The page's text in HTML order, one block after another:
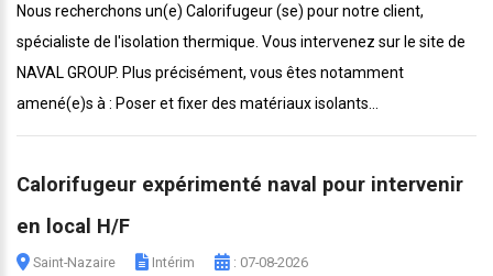
Nous recherchons un(e) Calorifugeur (se) pour notre client,
spécialiste de l'isolation thermique. Vous intervenez sur le site de
NAVAL GROUP. Plus précisément, vous êtes notamment
amené(e)s à : Poser et fixer des matériaux isolants...
Calorifugeur expérimenté naval pour intervenir
en local H/F
Saint-Nazaire Intérim : 07-08-2026